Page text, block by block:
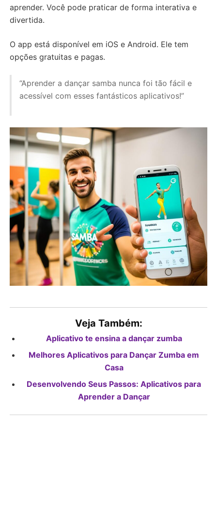
aprender. Você pode praticar de forma interativa e
divertida.
O app está disponível em iOS e Android. Ele tem
opções gratuitas e pagas.
“Aprender a dançar samba nunca foi tão fácil e
acessível com esses fantásticos aplicativos!”
Veja Também:
Aplicativo te ensina a dançar zumba
Melhores Aplicativos para Dançar Zumba em
Casa
Desenvolvendo Seus Passos: Aplicativos para
Aprender a Dançar